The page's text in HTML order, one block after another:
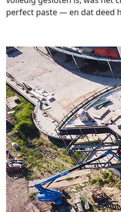
perfect paste — en dat deed